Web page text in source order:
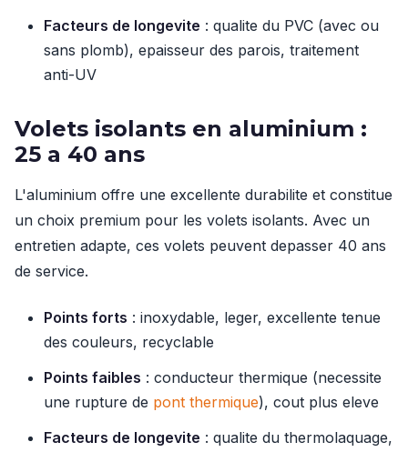
Facteurs de longevite : qualite du PVC (avec ou
sans plomb), epaisseur des parois, traitement
anti-UV
Volets isolants en aluminium :
25 a 40 ans
L'aluminium offre une excellente durabilite et constitue
un choix premium pour les volets isolants. Avec un
entretien adapte, ces volets peuvent depasser 40 ans
de service.
Points forts : inoxydable, leger, excellente tenue
des couleurs, recyclable
Points faibles : conducteur thermique (necessite
une rupture de pont thermique), cout plus eleve
Facteurs de longevite : qualite du thermolaquage,